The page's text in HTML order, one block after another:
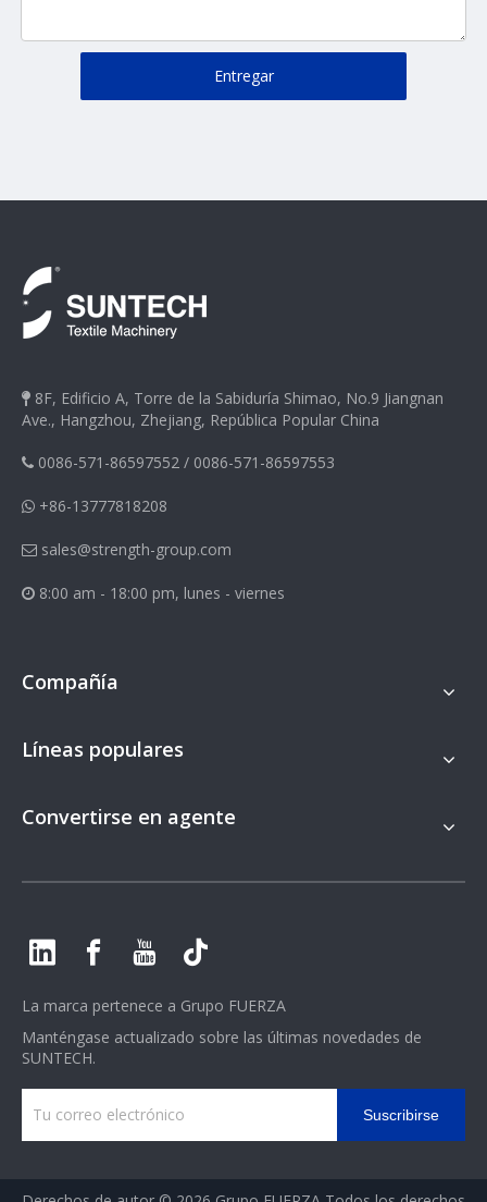
Entregar
 8F, Edificio A, Torre de la Sabiduría Shimao, No.9 Jiangnan
Ave., Hangzhou, Zhejiang, República Popular China
 0086-571-86597552 / 0086-571-86597553
 +86-13777818208
 sales@strength-group.com
 8:00 am - 18:00 pm, lunes - viernes
Compañía
Líneas populares
Convertirse en agente
La marca pertenece a Grupo FUERZA
Manténgase actualizado sobre las últimas novedades de
SUNTECH.
Suscribirse